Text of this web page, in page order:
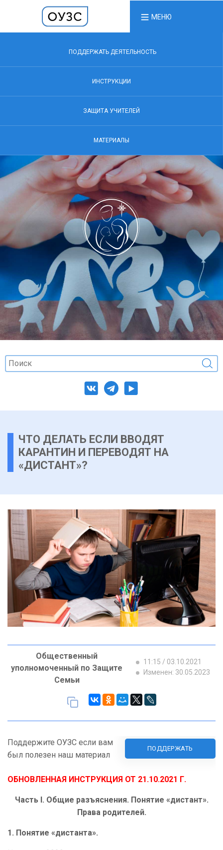
МЕНЮ
ПОДДЕРЖАТЬ ДЕЯТЕЛЬНОСТЬ
ИНСТРУКЦИИ
ЗАЩИТА УЧИТЕЛЕЙ
МАТЕРИАЛЫ
ЧТО ДЕЛАТЬ ЕСЛИ ВВОДЯТ
КАРАНТИН И ПЕРЕВОДЯТ НА
«ДИСТАНТ»?
Общественный
уполномоченный по Защите
Семьи
11:15 / 03.10.2021
Изменен: 30.05.2023
Поддержите ОУЗС если вам
был полезен наш материал
ПОДДЕРЖАТЬ
ОБНОВЛЕННАЯ ИНСТРУКЦИЯ ОТ 21.10.2021 Г.
Часть I. Общие разъяснения. Понятие «дистант».
Права родителей.
1. Понятие «дистанта».